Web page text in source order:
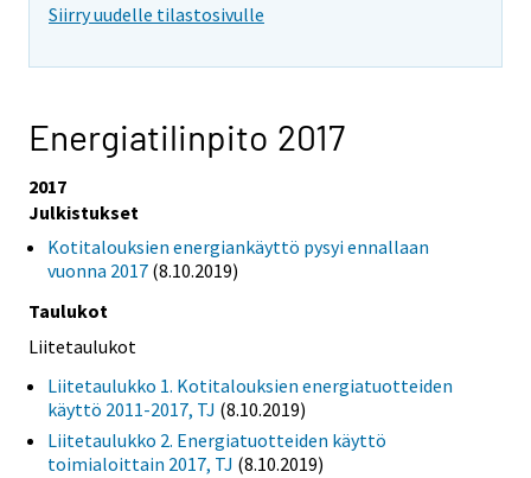
Siirry uudelle tilastosivulle
Energiatilinpito 2017
2017
Julkistukset
Kotitalouksien energiankäyttö pysyi ennallaan
vuonna 2017 (8.10.2019)
Taulukot
Liitetaulukot
Liitetaulukko 1. Kotitalouksien energiatuotteiden
käyttö 2011-2017, TJ (8.10.2019)
Liitetaulukko 2. Energiatuotteiden käyttö
toimialoittain 2017, TJ (8.10.2019)